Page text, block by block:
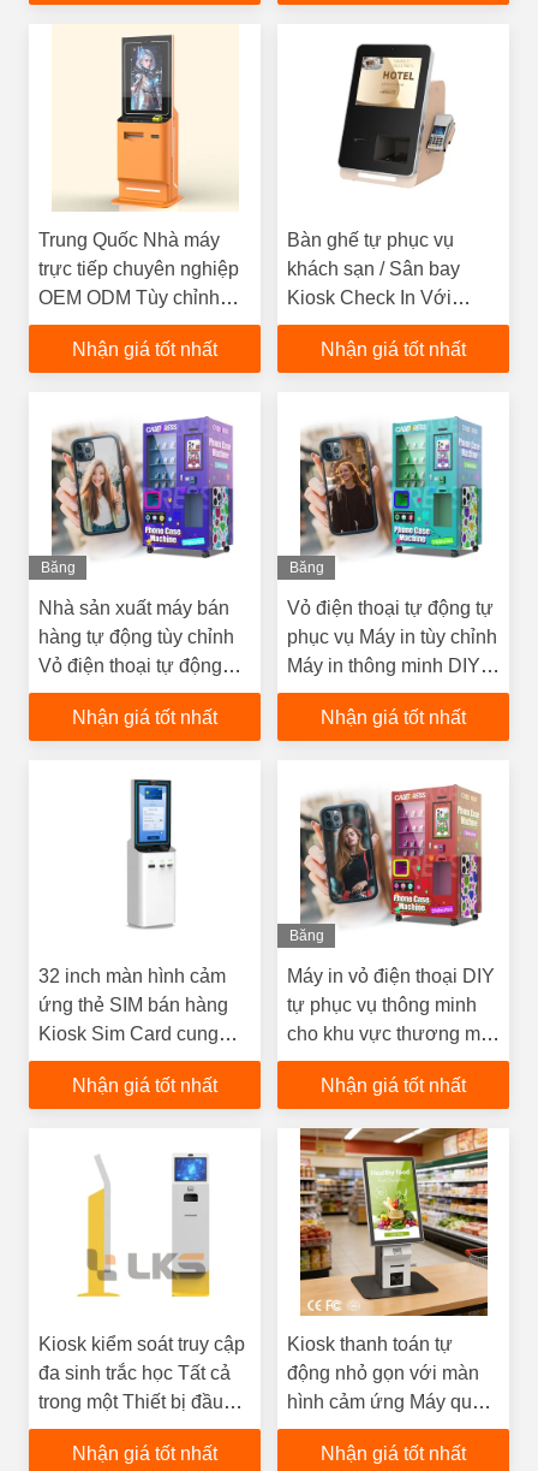
Trung Quốc Nhà máy
trực tiếp chuyên nghiệp
OEM ODM Tùy chỉnh
Nhà sản xuất Kiosk tự
phục vụ
Nhận giá tốt nhất
Bàn ghế tự phục vụ
khách sạn / Sân bay
Kiosk Check In Với
Passport Scanner Key
Card Dispenser And
Khách sạn Sân bay
Bệnh viện
Nhận giá tốt nhất
Băng
Nhà sản xuất máy bán
hàng tự động tùy chỉnh
Vỏ điện thoại tự động
Máy in tùy chỉnh Siêu thị
sử dụng
Nhận giá tốt nhất
Băng
Vỏ điện thoại tự động tự
phục vụ Máy in tùy chỉnh
Máy in thông minh DIY
cho các khu vực kinh
doanh công cộng
Nhận giá tốt nhất
32 inch màn hình cảm
ứng thẻ SIM bán hàng
Kiosk Sim Card cung
cấp cho sân bay
Nhận giá tốt nhất
Băng
Máy in vỏ điện thoại DIY
tự phục vụ thông minh
cho khu vực thương mại
công cộng của siêu thị
Nhận giá tốt nhất
Kiosk kiểm soát truy cập
đa sinh trắc học Tất cả
trong một Thiết bị đầu
cuối quản lý khách truy
cập thông minh
Nhận giá tốt nhất
Kiosk thanh toán tự
động nhỏ gọn với màn
hình cảm ứng Máy quét
mã vạch Tiền biên nhận
Máy in thanh toán POS
Nhận giá tốt nhất